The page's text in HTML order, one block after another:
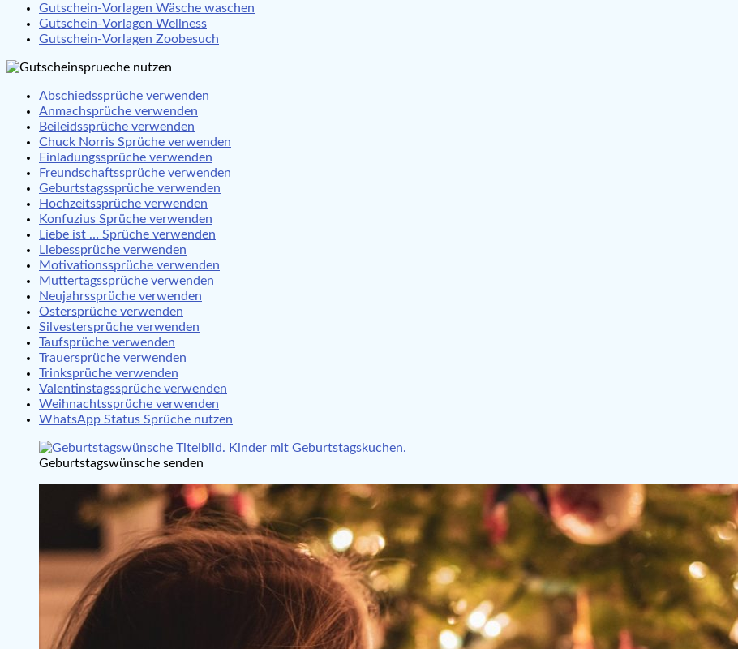
Gutschein-Vorlagen Wäsche waschen
Gutschein-Vorlagen Wellness
Gutschein-Vorlagen Zoobesuch
Abschiedssprüche verwenden
Anmachsprüche verwenden
Beileidssprüche verwenden
Chuck Norris Sprüche verwenden
Einladungssprüche verwenden
Freundschaftssprüche verwenden
Geburtstagssprüche verwenden
Hochzeitssprüche verwenden
Konfuzius Sprüche verwenden
Liebe ist … Sprüche verwenden
Liebessprüche verwenden
Motivationssprüche verwenden
Muttertagssprüche verwenden
Neujahrssprüche verwenden
Ostersprüche verwenden
Silvestersprüche verwenden
Taufsprüche verwenden
Trauersprüche verwenden
Trinksprüche verwenden
Valentinstagssprüche verwenden
Weihnachtssprüche verwenden
WhatsApp Status Sprüche nutzen
Geburtstagswünsche senden